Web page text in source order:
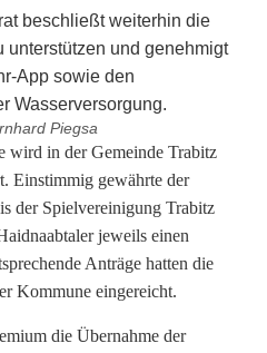
Piegsa
wird in der Gemeinde Trabitz
Einstimmig gewährte der
der Spielvereinigung Trabitz
jeweils einen
Anträge hatten die
Kommune eingereicht.
die Übernahme der